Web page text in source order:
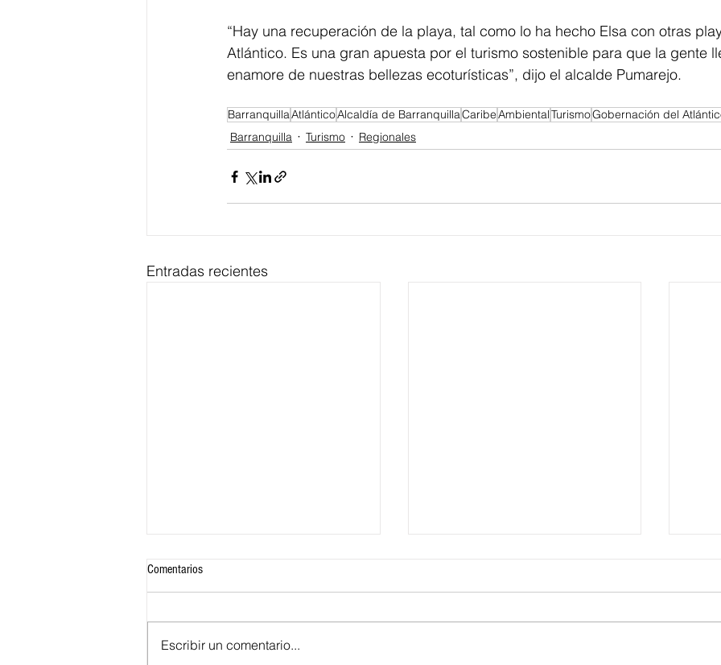
“Hay una recuperación de la playa, tal como lo ha hecho Elsa con otras
Atlántico. Es una gran apuesta por el turismo sostenible para que la gente
enamore de nuestras bellezas ecoturísticas”, dijo el alcalde Pumarejo.
BarranquillaAtlánticoAlcaldía de BarranquillaCaribeAmbientalTurismoGobernación del
Barranquilla
Turismo Regionales
Entradas recientes
Comentarios
Escribir un comentario...